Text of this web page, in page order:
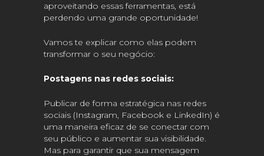
aproveitando essas ferramentas, está
perdendo uma grande oportunidade!
Vamos te explicar como elas podem
transformar o seu negócio:
Postagens nas redes sociais:
Publicar de forma estratégica nas redes
sociais (Instagram, Facebook e LinkedIn) é
uma maneira eficaz de se conectar com
seu público e aumentar sua visibilidade.
Mas para garantir que sua mensagem